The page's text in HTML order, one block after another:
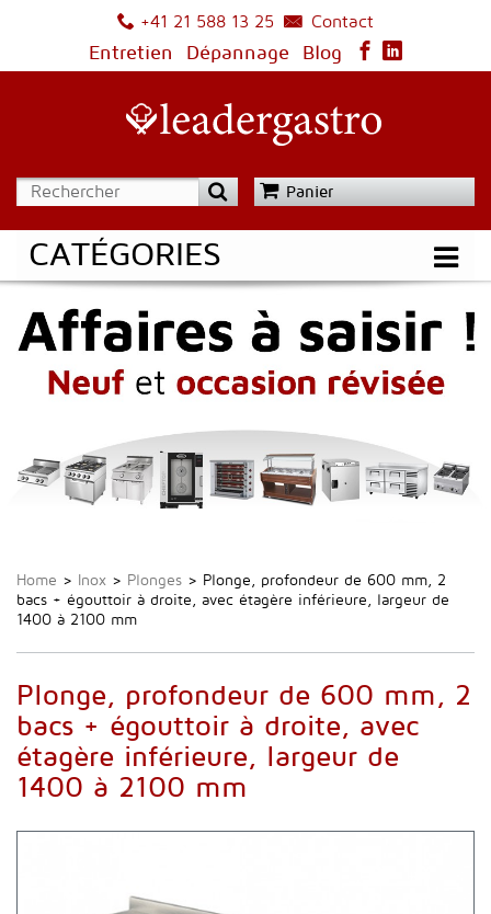
+41 21 588 13 25
Contact
Entretien
Dépannage Blog
Panier
CATÉGORIES
Home > Inox > Plonges > Plonge, profondeur de 600 mm, 2
bacs + égouttoir à droite, avec étagère inférieure, largeur de
1400 à 2100 mm
Plonge, profondeur de 600 mm, 2
bacs + égouttoir à droite, avec
étagère inférieure, largeur de
1400 à 2100 mm